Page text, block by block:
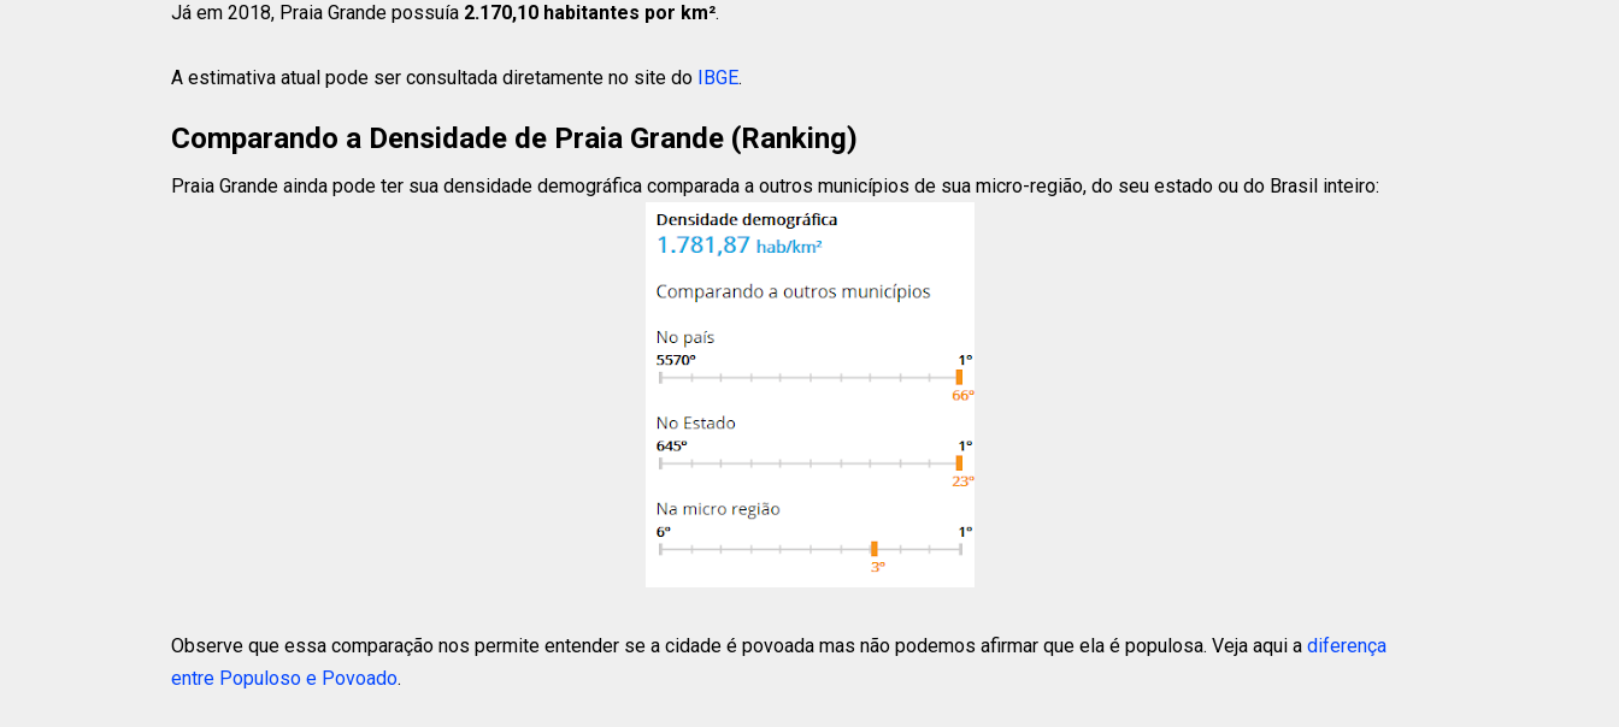
Já em 2018, Praia Grande possuía 2.170,10 habitantes por km².
A estimativa atual pode ser consultada diretamente no site do IBGE.
Comparando a Densidade de Praia Grande (Ranking)
Praia Grande ainda pode ter sua densidade demográfica comparada a outros municípios de sua micro-região, do seu estado ou do Brasil inteiro:
Observe que essa comparação nos permite entender se a cidade é povoada mas não podemos afirmar que ela é populosa. Veja aqui a diferença
entre Populoso e Povoado.